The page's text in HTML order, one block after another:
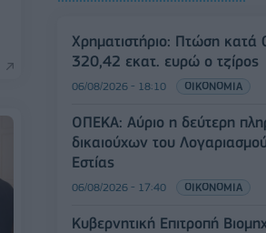
Χρηματιστήριο: Πτώση κατά
320,42 εκατ. ευρώ ο τζίρος
06/08/2026 - 18:10 ΟΙΚΟΝΟΜΙΑ
ΟΠΕΚΑ: Αύριο η δεύτερη
δικαιούχων του
Εστίας
06/08/2026 - 17:40 ΟΙΚΟΝΟΜΙΑ
Κυβερνητική Επιτροπή